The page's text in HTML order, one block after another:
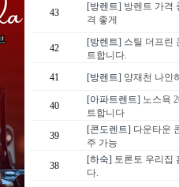
43
[방렌트] 방렌트 가격
격 좋게
42
[방렌트] 스틸 더프린
트합니다.
41
[방렌트] 양재천 나인
40
[아파트렌트] 노스욕
트합니다
39
[콘도렌트] 다운타운
주 가능
38
[하숙] 토론토 우리집
다.